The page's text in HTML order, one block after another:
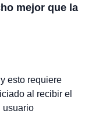
mejor que la
esto requiere
al recibir el
usuario